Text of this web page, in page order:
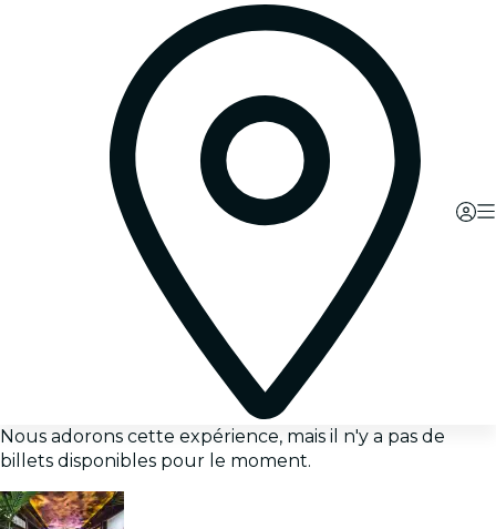
Nous adorons cette expérience, mais il n'y a pas de
billets disponibles pour le moment.